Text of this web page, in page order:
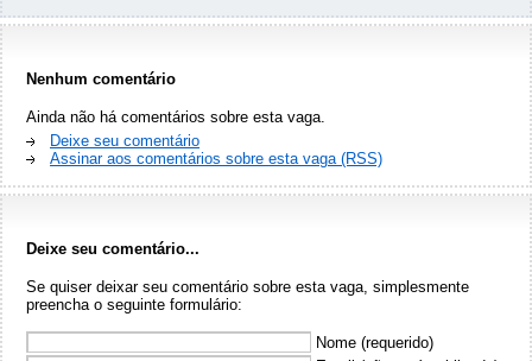
Nenhum comentário
Ainda não há comentários sobre esta vaga.
Deixe seu comentário
Assinar aos comentários sobre esta vaga (RSS)
Deixe seu comentário...
Se quiser deixar seu comentário sobre esta vaga, simplesmente
preencha o seguinte formulário:
Nome (requerido)